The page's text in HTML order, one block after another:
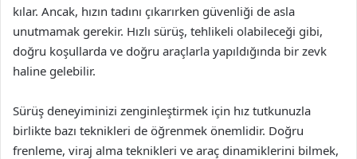
kılar. Ancak, hızın tadını çıkarırken güvenliği de asla
unutmamak gerekir. Hızlı sürüş, tehlikeli olabileceği gibi,
doğru koşullarda ve doğru araçlarla yapıldığında bir zevk
haline gelebilir.
Sürüş deneyiminizi zenginleştirmek için hız tutkunuzla
birlikte bazı teknikleri de öğrenmek önemlidir. Doğru
frenleme, viraj alma teknikleri ve araç dinamiklerini bilmek,